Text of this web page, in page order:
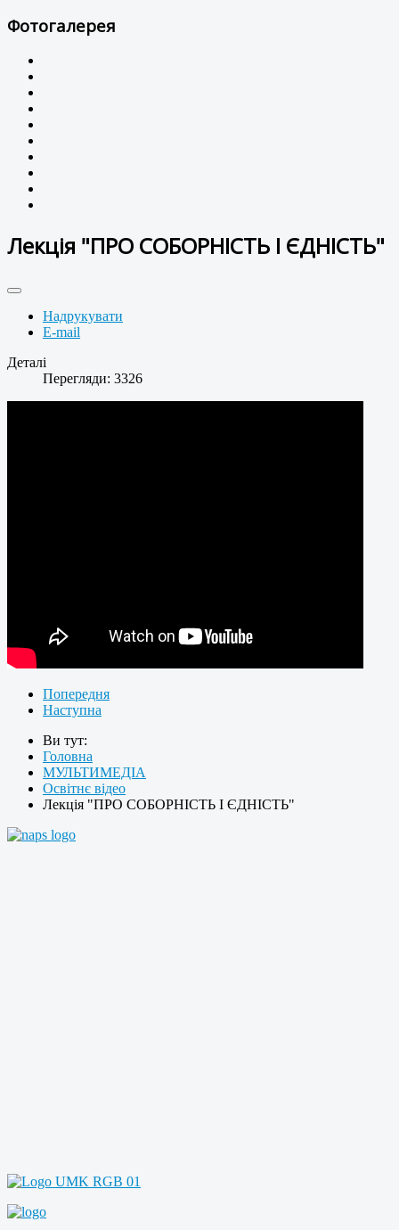
Фотогалерея
Лекція "ПРО СОБОРНІСТЬ І ЄДНІСТЬ"
Надрукувати
E-mail
Деталі
Перегляди: 3326
Попередня
Наступна
Ви тут:
Головна
МУЛЬТИМЕДІА
Освітнє відео
Лекція "ПРО СОБОРНІСТЬ І ЄДНІСТЬ"